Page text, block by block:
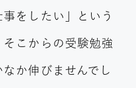
事をしたい」という
こからの受験勉強
か伸びませんでし